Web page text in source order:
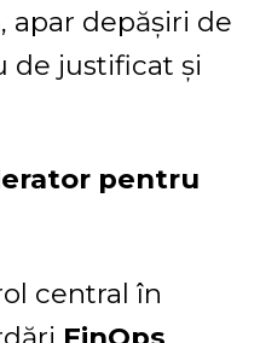
apar depășiri de
de justificat și
pentru
central în